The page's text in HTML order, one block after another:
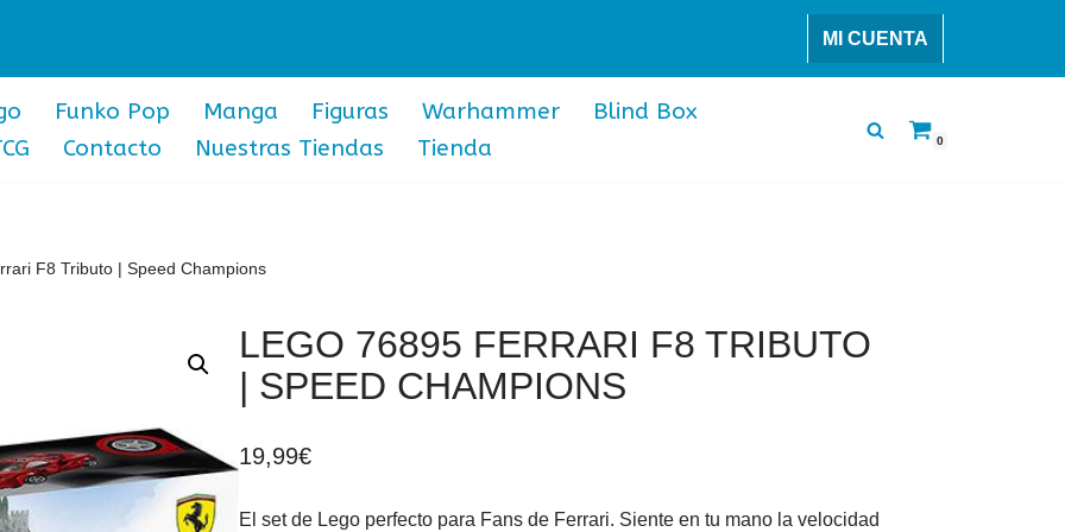
MI CUENTA
Funko Pop Manga Figuras Warhammer
Blind Box
Contacto Nuestras Tiendas Tienda 0
F8 Tributo | Speed Champions
LEGO 76895 FERRARI F8 TRIBUTO
| SPEED CHAMPIONS
19,99€
El set de Lego perfecto para Fans de Ferrari. Siente en tu mano la velocidad